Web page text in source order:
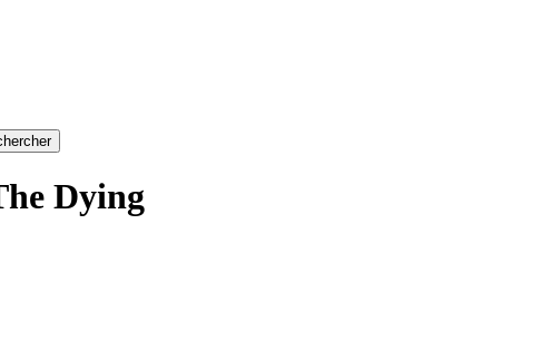
Dying